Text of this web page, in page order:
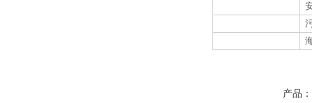
产品：